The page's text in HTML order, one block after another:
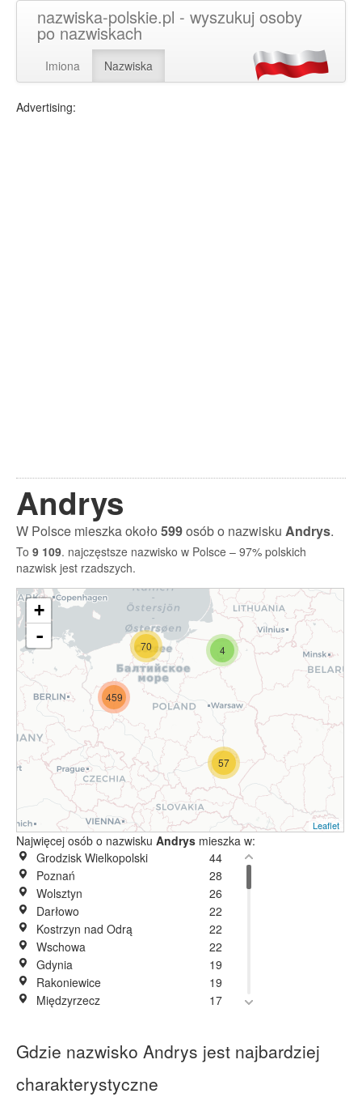
nazwiska-polskie.pl - wyszukuj osoby
po nazwiskach
Imiona Nazwiska
Advertising:
Andrys
W Polsce mieszka około599osób o nazwisku Andrys.
To 9 109. najczęstsze nazwisko w Polsce – 97% polskich
nazwisk jest rzadszych.
4
57
70
459
+
-
Leaflet
Najwięcej osób o nazwisku Andrys mieszka w:
Grodzisk Wielkopolski
44
Poznań
28
Wolsztyn
26
Darłowo
22
Kostrzyn nad Odrą
22
Wschowa
22
Gdynia
19
Rakoniewice
19
Międzyrzecz
17
Gułtowy
15
Łódź
Gdzie nazwisko Andrys jest najbardziej
charakterystyczne